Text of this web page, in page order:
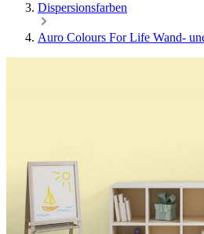
Dispersionsfarben
Auro Colours For Life Wand-